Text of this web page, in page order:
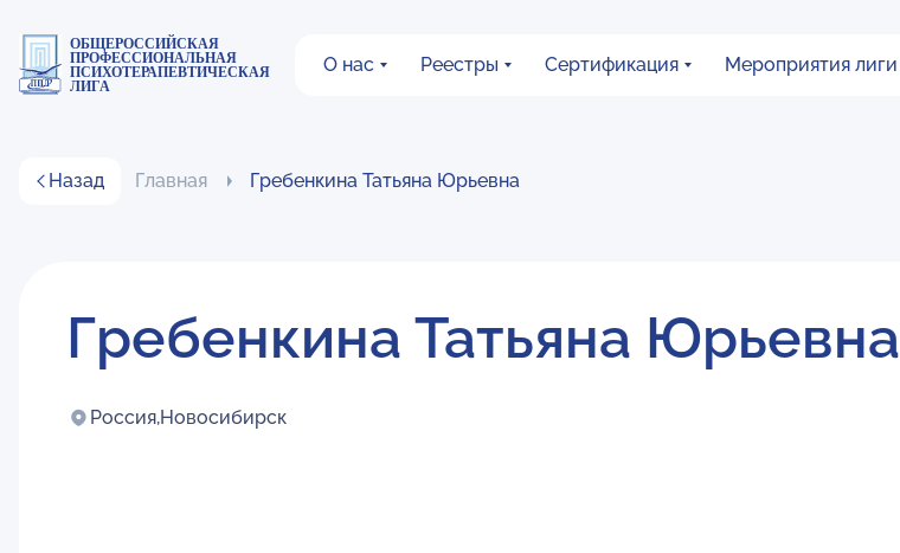
ОБЩЕРОССИЙСКАЯ
ПРОФЕССИОНАЛЬНАЯ
ПСИХОТЕРАПЕВТИЧЕСКАЯ
ЛИГА
О нас Реестры Сертификация Мероприятия лиги
Назад Главная Гребенкина Татьяна Юрьевна
Гребенкина Татьяна Юрьевна
Россия,Новосибирск